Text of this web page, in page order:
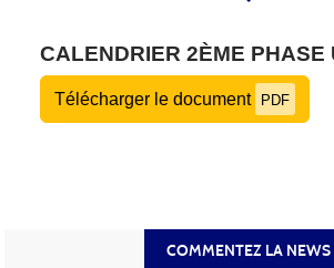
CALENDRIER 2ÈME PHASE
Télécharger le document PDF
COMMENTEZ LA NEWS